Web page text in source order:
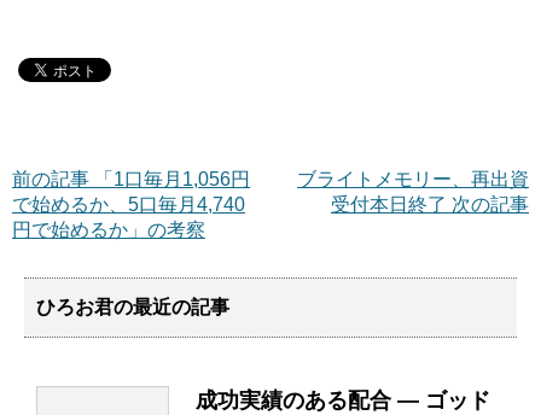
ブライトメモリー、再出資
受付本日終了 次の記事
前の記事 「1口毎月1,056円
で始めるか、5口毎月4,740
円で始めるか」の考察
ひろお君の最近の記事
成功実績のある配合 ― ゴッド